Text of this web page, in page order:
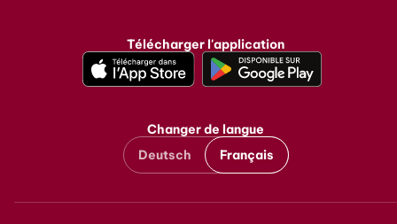
Télécharger l'application
Changer de langue
Deutsch
Français